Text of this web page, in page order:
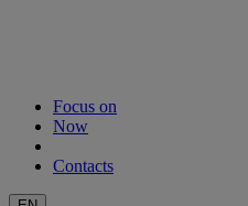
Focus on
Now
Contacts